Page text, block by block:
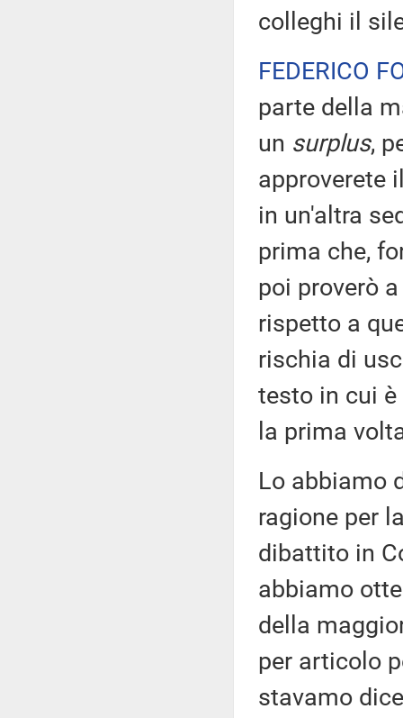
colleghi il
FEDERICO
parte della
un surplus,
approverete
in un'altra
prima che,
poi proverò
rispetto a
rischia di
testo in cui
la prima
Lo abbiamo
ragione per
dibattito in
abbiamo
della
per articolo
stavamo